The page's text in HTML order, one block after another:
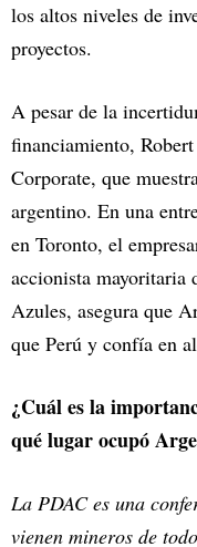
los altos niveles de
proyectos.
A pesar de la
financiamiento,
Corporate, que
argentino. En una
en Toronto, el
accionista mayoritaria
Azules, asegura que
que Perú y confía en
¿Cuál es la
qué lugar ocupó
La PDAC es una
vienen mineros de